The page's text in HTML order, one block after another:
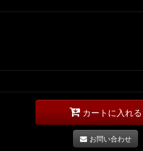
カートに入れる
お問い合わせ